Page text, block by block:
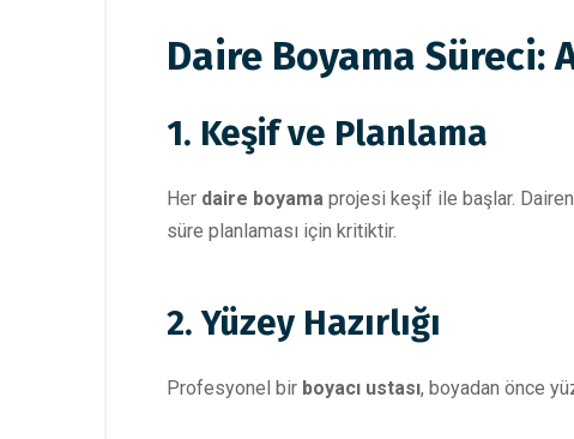
Daire Boyama Süreci:
1. Keşif ve Planlama
Her daire boyama projesi keşif ile başlar.
süre planlaması için kritiktir.
2. Yüzey Hazırlığı
Profesyonel bir boyacı ustası, boyadan önce